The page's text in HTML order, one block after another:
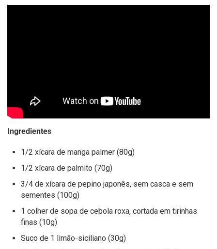
Ingredientes
1/2 xícara de manga palmer (80g)
1/2 xícara de palmito (70g)
3/4 de xícara de pepino japonês, sem casca e sem
sementes (100g)
1 colher de sopa de cebola roxa, cortada em tirinhas
finas (10g)
Suco de 1 limão-siciliano (30g)